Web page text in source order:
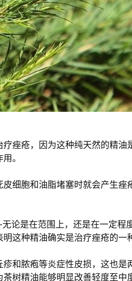
痤疮，因为这种纯天然的精油
。
细胞和油脂堵塞时就会产生痤
论是在范围上，还是在一定程
这种精油确实是治疗痤疮的一
和脓疱等炎症性皮损，这也是
树精油能够明显改善轻度至中